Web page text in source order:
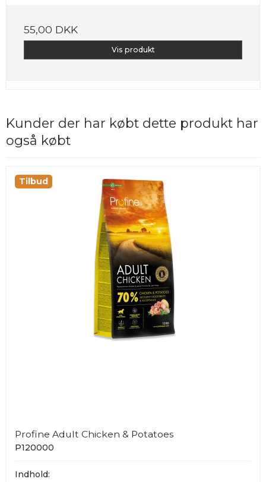
55,00 DKK
Vis produkt
Kunder der har købt dette produkt har
også købt
Tilbud
Profine Adult Chicken & Potatoes
P120000
Indhold: